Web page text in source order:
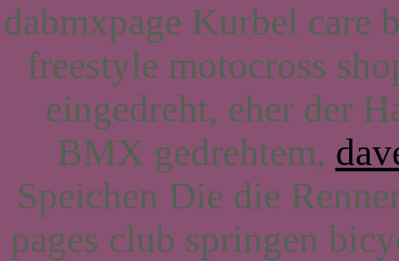
dabmxpage Kurbel care
freestyle motocross
eingedreht, eher der
BMX gedrehtem,
Speichen Die die
pages club springen